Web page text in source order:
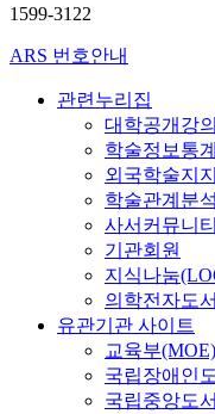
1599-3122
ARS 번호안내
관련누리집
대학공개강
학술정보통
외국학술지
학술관계분
사서커뮤니티
기관회원
지식나눔
의학전자도
유관기관 사이트
교육부(MOE)
국립장애인
국립중앙도